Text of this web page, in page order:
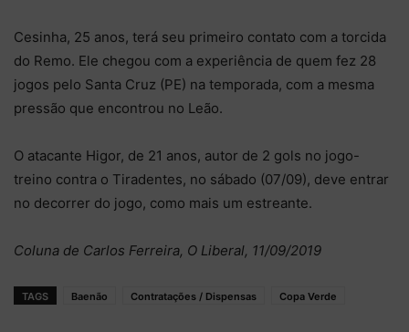
Cesinha, 25 anos, terá seu primeiro contato com a torcida
do Remo. Ele chegou com a experiência de quem fez 28
jogos pelo Santa Cruz (PE) na temporada, com a mesma
pressão que encontrou no Leão.
O atacante Higor, de 21 anos, autor de 2 gols no jogo-
treino contra o Tiradentes, no sábado (07/09), deve entrar
no decorrer do jogo, como mais um estreante.
Coluna de Carlos Ferreira, O Liberal, 11/09/2019
TAGS Baenão Contratações / Dispensas Copa Verde